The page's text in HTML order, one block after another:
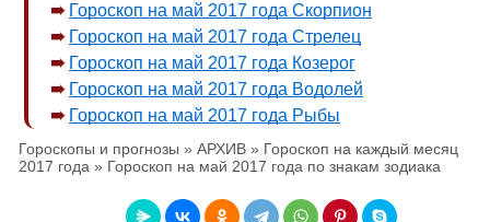
Гороскоп на май 2017 года Скорпион
Гороскоп на май 2017 года Стрелец
Гороскоп на май 2017 года Козерог
Гороскоп на май 2017 года Водолей
Гороскоп на май 2017 года Рыбы
Гороскопы и прогнозы » АРХИВ » Гороскоп на каждый месяц
2017 года » Гороскоп на май 2017 года по знакам зодиака